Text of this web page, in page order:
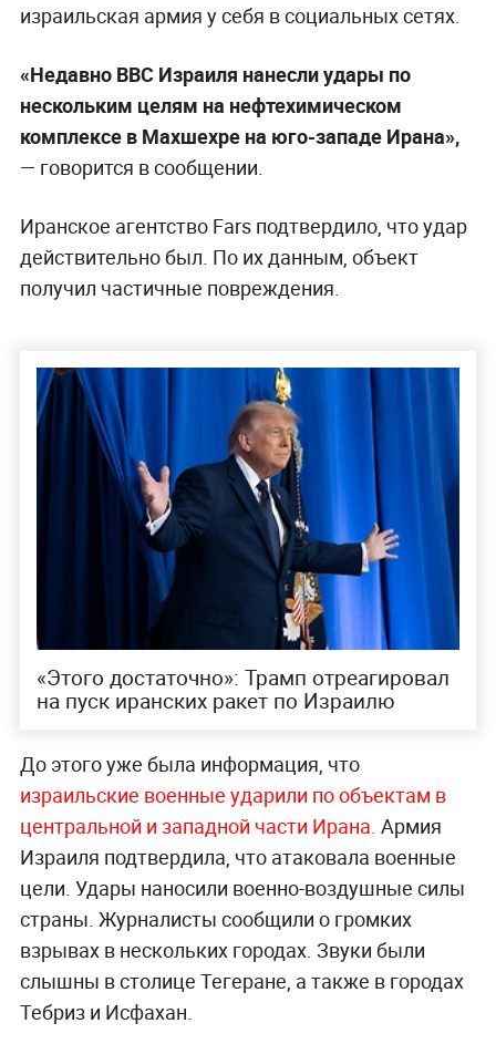
израильская армия у себя в социальных сетях.
«Недавно ВВС Израиля нанесли удары по
нескольким целям на нефтехимическом
комплексе в Махшехре на юго-западе Ирана»,
— говорится в сообщении.
Иранское агентство Fars подтвердило, что удар
действительно был. По их данным, объект
получил частичные повреждения.
«Этого достаточно»: Трамп отреагировал
на пуск иранских ракет по Израилю
До этого уже была информация, что
израильские военные ударили по объектам в
центральной и западной части Ирана. Армия
Израиля подтвердила, что атаковала военные
цели. Удары наносили военно-воздушные силы
страны. Журналисты сообщили о громких
взрывах в нескольких городах. Звуки были
слышны в столице Тегеране, а также в городах
Тебриз и Исфахан.